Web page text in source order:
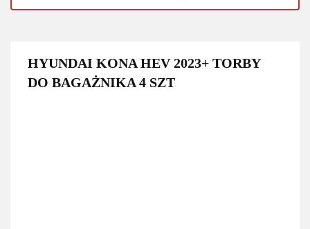
HYUNDAI KONA HEV 2023+ TORBY
DO BAGAŻNIKA 4 SZT